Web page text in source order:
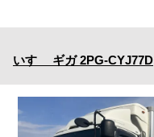
いすゞ ギガ 2PG-CYJ77D